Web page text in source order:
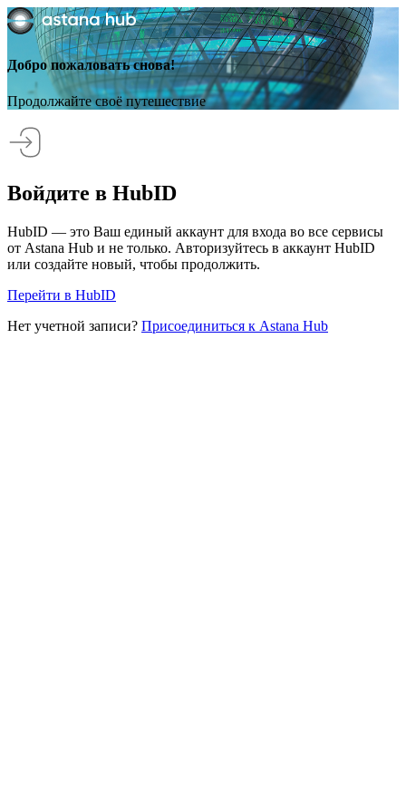
Добро пожаловать снова!
Продолжайте своё путешествие
Войдите в HubID
HubID — это Ваш единый аккаунт для входа во все сервисы
от Astana Hub и не только. Авторизуйтесь в аккаунт HubID
или создайте новый, чтобы продолжить.
Перейти в HubID
Нет учетной записи? Присоединиться к Astana Hub